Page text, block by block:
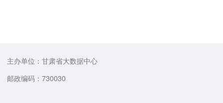
主办单位：甘肃省大数据中心
邮政编码：730030